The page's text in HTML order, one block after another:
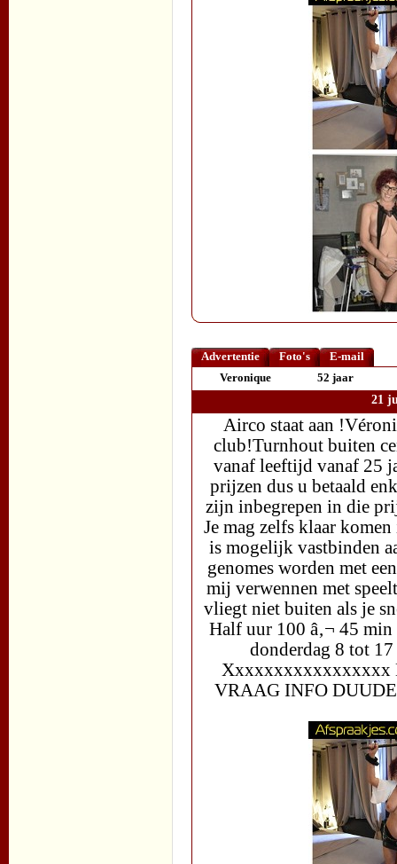
Advertentie Foto's
E-mail
Veronique
52 jaar
21
Airco staat aan
club!Turnhout buiten
vanaf leeftijd vanaf 25
prijzen dus u betaald
zijn inbegrepen in die
Je mag zelfs klaar
is mogelijk vastbinden
genomes worden met
mij verwennen met
vliegt niet buiten als je
Half uur 100 â‚¬ 45 min
donderdag 8 tot
Xxxxxxxxxxxxxxxxx
VRAAG INFO